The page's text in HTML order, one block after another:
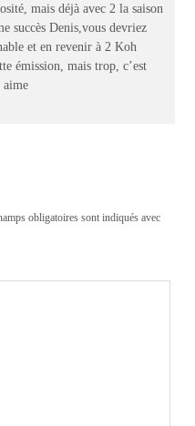
mais déjà avec 2 la saison
succès Denis,vous devriez
et en revenir à 2 Koh
émission, mais trop, c’est
aime
obligatoires sont indiqués avec